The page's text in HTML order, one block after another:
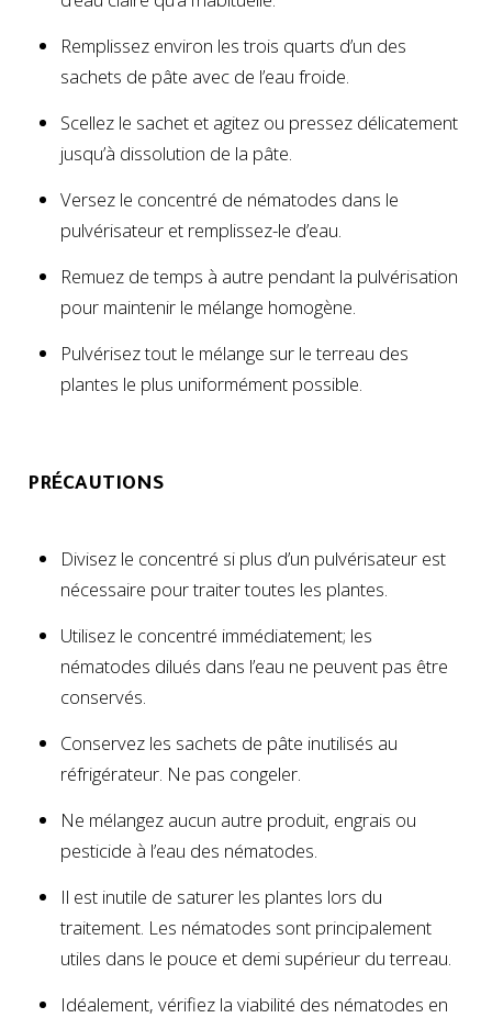
Remplissez environ les trois quarts d’un des
sachets de pâte avec de l’eau froide.
Scellez le sachet et agitez ou pressez délicatement
jusqu’à dissolution de la pâte.
Versez le concentré de nématodes dans le
pulvérisateur et remplissez-le d’eau.
Remuez de temps à autre pendant la pulvérisation
pour maintenir le mélange homogène.
Pulvérisez tout le mélange sur le terreau des
plantes le plus uniformément possible.
PRÉCAUTIONS
Divisez le concentré si plus d’un pulvérisateur est
nécessaire pour traiter toutes les plantes.
Utilisez le concentré immédiatement; les
nématodes dilués dans l’eau ne peuvent pas être
conservés.
Conservez les sachets de pâte inutilisés au
réfrigérateur. Ne pas congeler.
Ne mélangez aucun autre produit, engrais ou
pesticide à l’eau des nématodes.
Il est inutile de saturer les plantes lors du
traitement. Les nématodes sont principalement
utiles dans le pouce et demi supérieur du terreau.
Idéalement, vérifiez la viabilité des nématodes en